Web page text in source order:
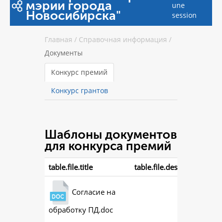
мэрии города
Новосибирска"
une
session
Главная / Справочная информация /
Документы
Конкурс премий
Конкурс грантов
Шаблоны документов
для конкурса премий
table.file.title table.file.description
Согласие на
обработку ПД.doc